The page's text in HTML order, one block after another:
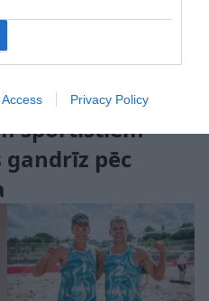
Privacy Policy
parāda, ar
sportistiem
pēc